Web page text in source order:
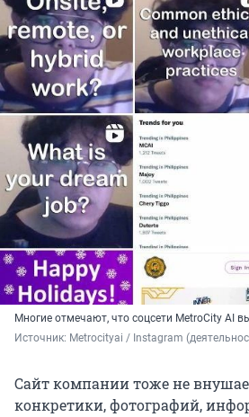
Многие отмечают, что соцсети MetroCity AI
Источник: Metrocityai / Instagram
Сайт компании тоже не
конкретики, фотографий,